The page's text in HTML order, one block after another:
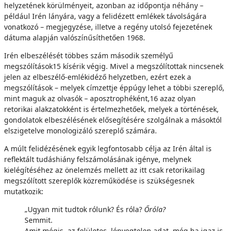
helyzetének körülményeit, azonban az időpontja néhány –
például Irén lányára, vagy a felidézett emlékek távolságára
vonatkozó – megjegyzése, illetve a regény utolsó fejezetének
dátuma alapján valószínűsíthetően 1968.
Irén elbeszélését többes szám második személyű
megszólítások15 kísérik végig. Mivel a megszólítottak nincsenek
jelen az elbeszélő-emlékidéző helyzetben, ezért ezek a
megszólítások – melyek címzettje éppúgy lehet a többi szereplő,
mint maguk az olvasók – aposztrophéként,16 azaz olyan
retorikai alakzatokként is értelmezhetőek, melyek a történések,
gondolatok elbeszélésének elősegítésére szolgálnak a másoktól
elszigetelve monologizáló szereplő számára.
A múlt felidézésének egyik legfontosabb célja az Irén által is
reflektált tudáshiány felszámolásának igénye, melynek
kielégítéséhez az önelemzés mellett az itt csak retorikailag
megszólított szereplők közreműködése is szükségesnek
mutatkozik:
„Ugyan mit tudtok rólunk? És róla? Őróla?
Semmit.